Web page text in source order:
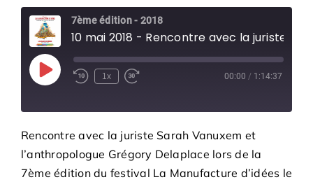
7ème édition - 2018
Play
Episode
1x 00:00 / 1:14:37
Rencontre avec la juriste Sarah Vanuxem et
l’anthropologue Grégory Delaplace lors de la
7ème édition du festival La Manufacture d’idées le